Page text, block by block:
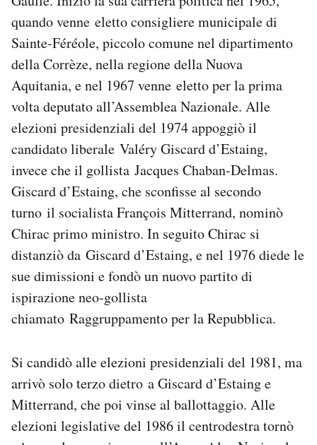
quando venne eletto consigliere municipale di
Sainte-Féréole, piccolo comune nel dipartimento
della Corrèze, nella regione della Nuova
Aquitania, e nel 1967 venne eletto per la prima
volta deputato all’Assemblea Nazionale. Alle
elezioni presidenziali del 1974 appoggiò il
candidato liberale Valéry Giscard d’Estaing,
invece che il gollista Jacques Chaban-Delmas.
Giscard d’Estaing, che sconfisse al secondo
turno il socialista François Mitterrand, nominò
Chirac primo ministro. In seguito Chirac si
distanziò da Giscard d’Estaing, e nel 1976 diede le
sue dimissioni e fondò un nuovo partito di
ispirazione neo-gollista
chiamato Raggruppamento per la Repubblica.
Si candidò alle elezioni presidenziali del 1981, ma
arrivò solo terzo dietro a Giscard d’Estaing e
Mitterrand, che poi vinse al ballottaggio. Alle
elezioni legislative del 1986 il centrodestra tornò